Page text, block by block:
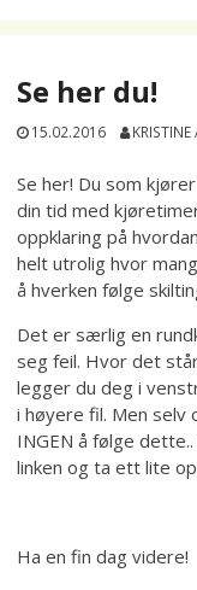
Se her du!
15.02.2016 KRISTINE
Se her! Du som
din tid med
oppklaring på
helt utrolig hvor
å hverken følge
Det er særlig en
seg feil. Hvor det
legger du deg i
i høyere fil. Men
INGEN å følge
linken og ta ett lite
Ha en fin dag videre!